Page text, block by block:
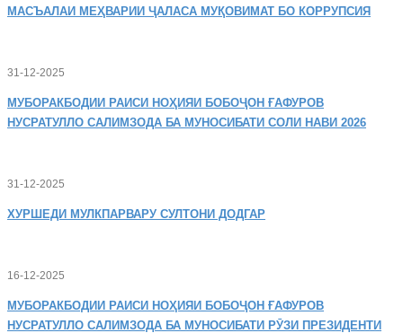
МАСЪАЛАИ МЕҲВАРИИ ҶАЛАСА МУҚОВИМАТ БО КОРРУПСИЯ
31-12-2025
МУБОРАКБОДИИ РАИСИ НОҲИЯИ БОБОҶОН ҒАФУРОВ
НУСРАТУЛЛО САЛИМЗОДА БА МУНОСИБАТИ СОЛИ НАВИ 2026
31-12-2025
ХУРШЕДИ МУЛКПАРВАРУ СУЛТОНИ ДОДГАР
16-12-2025
МУБОРАКБОДИИ РАИСИ НОҲИЯИ БОБОҶОН ҒАФУРОВ
НУСРАТУЛЛО САЛИМЗОДА БА МУНОСИБАТИ РӮЗИ ПРЕЗИДЕНТИ